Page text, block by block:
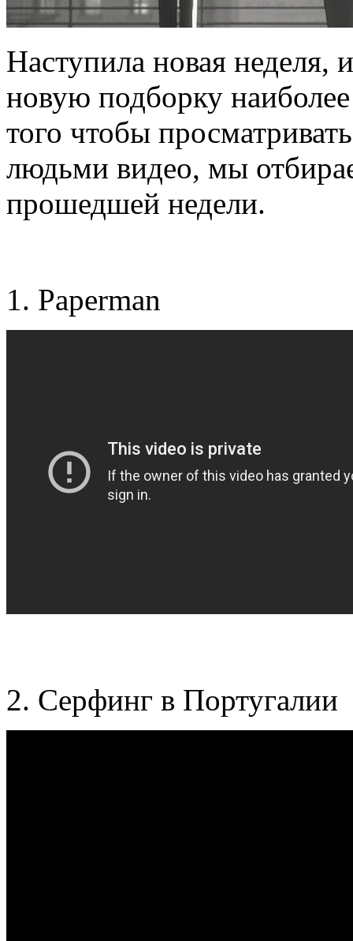
Наступила новая неделя,
новую подборку
того чтобы
людьми видео, мы
прошедшей недели.
1. Paperman
2. Серфинг в Португалии